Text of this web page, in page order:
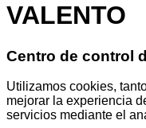
VALENTO
Centro de control
Utilizamos cookies,
mejorar la experiencia
servicios mediante el